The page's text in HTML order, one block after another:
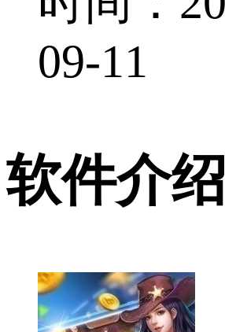
09-11
软件介绍